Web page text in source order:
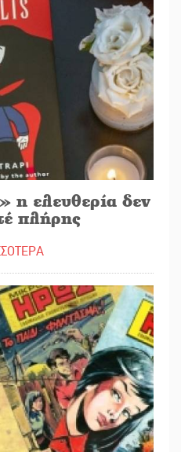
η ελευθερία δεν
πλήρης